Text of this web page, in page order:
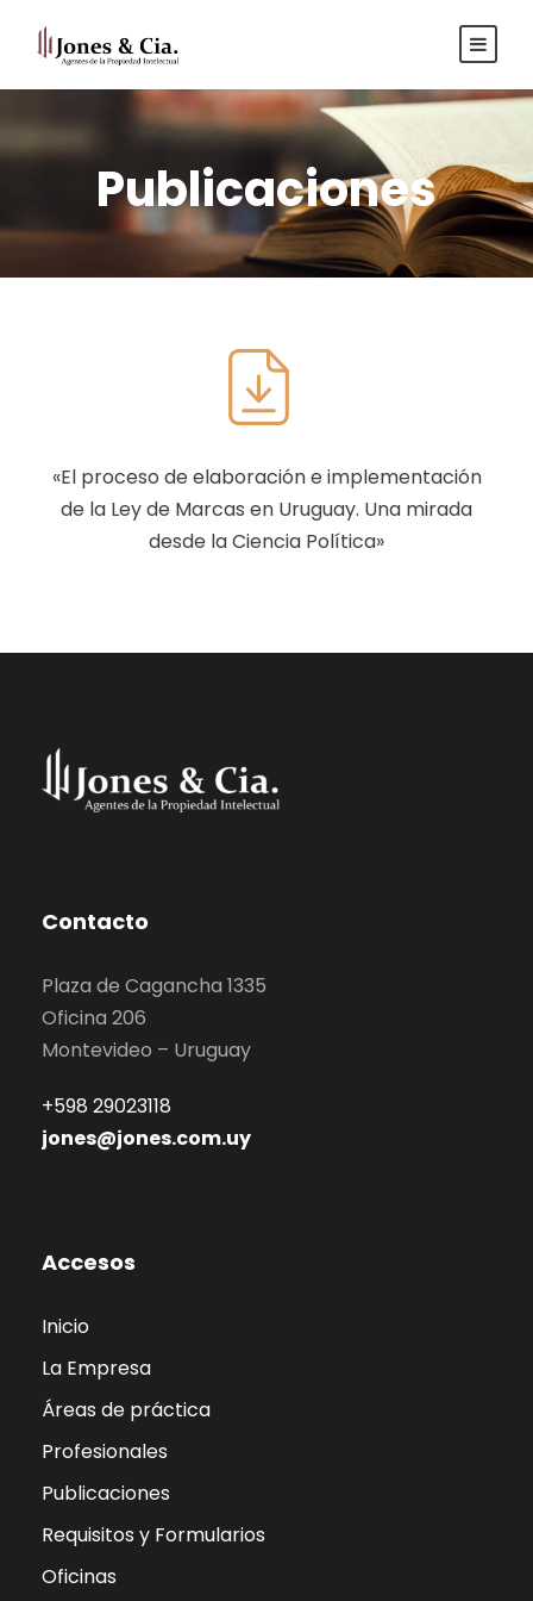
|Inglés
Publicaciones
«El proceso de elaboración e implementación
de la Ley de Marcas en Uruguay. Una mirada
desde la Ciencia Política»
Contacto
Plaza de Cagancha 1335
Oficina 206
Montevideo – Uruguay
+598 29023118
jones@jones.com.uy
Accesos
Inicio
La Empresa
Áreas de práctica
Profesionales
Publicaciones
Requisitos y Formularios
Oficinas